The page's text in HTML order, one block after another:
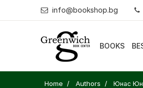
info@bookshop.bg
BOOKS
Home Authors Юнас